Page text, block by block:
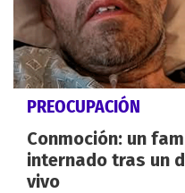
PREOCUPACIÓN
Conmoción: un
internado tras un
vivo